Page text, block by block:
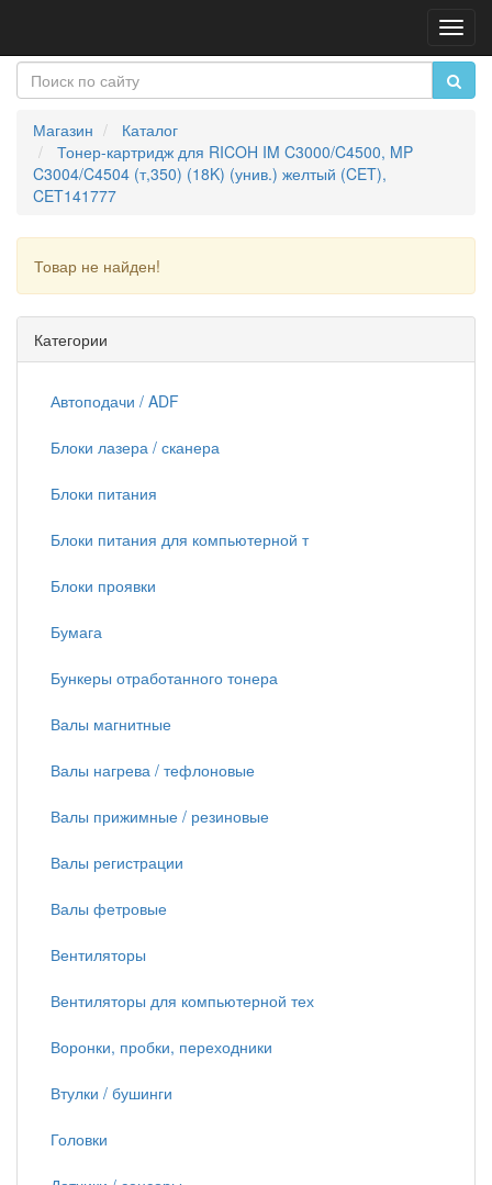
Магазин
Каталог
Тонер-картридж для RICOH IM C3000/C4500, MP
C3004/C4504 (т,350) (18K) (унив.) желтый (CET),
CET141777
Товар не найден!
Категории
Автоподачи / ADF
Блоки лазера / сканера
Блоки питания
Блоки питания для компьютерной т
Блоки проявки
Бумага
Бункеры отработанного тонера
Валы магнитные
Валы нагрева / тефлоновые
Валы прижимные / резиновые
Валы регистрации
Валы фетровые
Вентиляторы
Вентиляторы для компьютерной тех
Воронки, пробки, переходники
Втулки / бушинги
Головки